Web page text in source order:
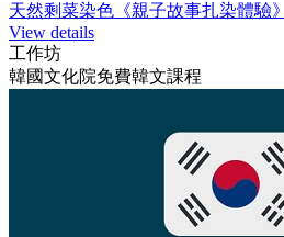
天然剩菜染色《親子故事扎染體驗》
View details
工作坊
韓國文化院免費韓文課程